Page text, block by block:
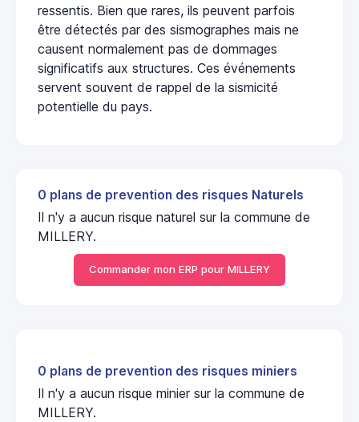
ressentis. Bien que rares, ils peuvent parfois
être détectés par des sismographes mais ne
causent normalement pas de dommages
significatifs aux structures. Ces événements
servent souvent de rappel de la sismicité
potentielle du pays.
0 plans de prevention des risques Naturels
Il n'y a aucun risque naturel sur la commune de
MILLERY.
Commander mon ERP pour MILLERY
0 plans de prevention des risques miniers
Il n'y a aucun risque minier sur la commune de
MILLERY.